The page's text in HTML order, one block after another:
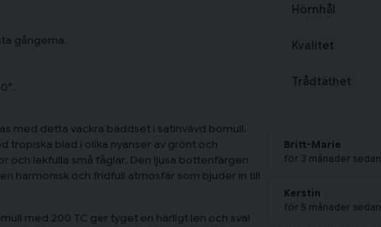
gångerna.
med detta vackra bäddset i satinvävd bomull.
tropiska blad i olika nyanser av grönt och
och lekfulla små fåglar. Den ljusa bottenfärgen
harmonisk och fridfull atmosfär som bjuder in till
med 200 TC ger tyget en härligt len och sval
Hörnhål
Kvalitet
Trådtäthet
Britt-Marie
för 3 månader sedan
Kerstin
för 5 månader sedan